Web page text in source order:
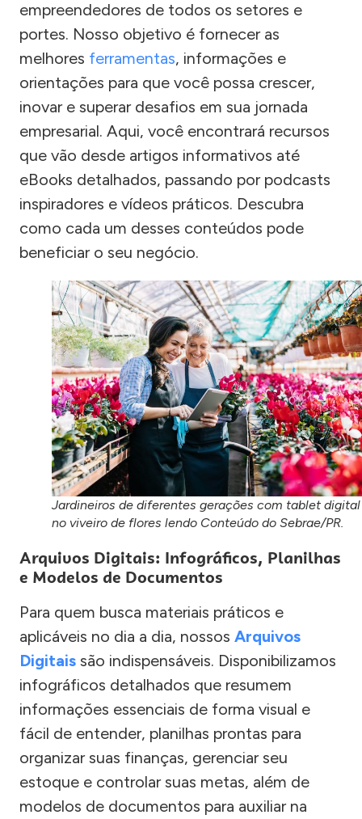
empreendedores de todos os setores e
portes. Nosso objetivo é fornecer as
melhores ferramentas, informações e
orientações para que você possa crescer,
inovar e superar desafios em sua jornada
empresarial. Aqui, você encontrará recursos
que vão desde artigos informativos até
eBooks detalhados, passando por podcasts
inspiradores e vídeos práticos. Descubra
como cada um desses conteúdos pode
beneficiar o seu negócio.
Jardineiros de diferentes gerações com tablet digital
no viveiro de flores lendo Conteúdo do Sebrae/PR.
Arquivos Digitais: Infográficos, Planilhas
e Modelos de Documentos
Para quem busca materiais práticos e
aplicáveis no dia a dia, nossos Arquivos
Digitais são indispensáveis. Disponibilizamos
infográficos detalhados que resumem
informações essenciais de forma visual e
fácil de entender, planilhas prontas para
organizar suas finanças, gerenciar seu
estoque e controlar suas metas, além de
modelos de documentos para auxiliar na